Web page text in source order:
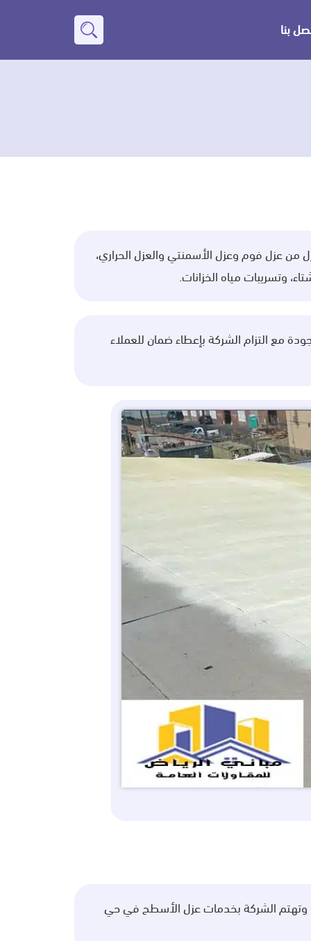
بنا
بحث
من عزل فوم وعزل الأسمنتي والعزل الحراري،
وتسريبات مياه الخزانات.
مع التزام الشركة بإعطاء ضمان للعملاء
وتهتم الشركة بخدمات عزل الأسطح في حي